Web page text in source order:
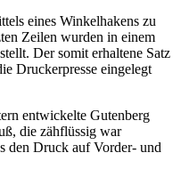
eines Winkelhakens zu
Zeilen wurden in einem
Der somit erhaltene Satz
Druckerpresse eingelegt
entwickelte Gutenberg
die zähflüssig war
den Druck auf Vorder- und